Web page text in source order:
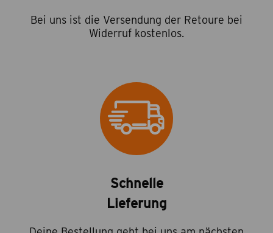
Bei uns ist die Versendung der Retoure bei
Widerruf kostenlos.
Schnelle
Lieferung